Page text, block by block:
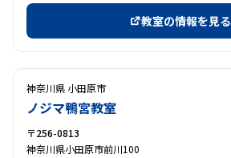
教室の情報を見る
神奈川県 小田原市
ノジマ鴨宮教室
〒256-0813
神奈川県小田原市前川100